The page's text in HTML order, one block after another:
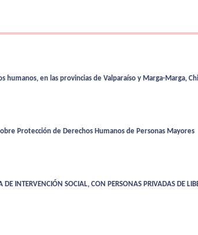
en las provincias de Valparaíso y Marga-Marga,
Protección de Derechos Humanos de Personas Mayores
INTERVENCIÓN SOCIAL, CON PERSONAS PRIVADAS DE